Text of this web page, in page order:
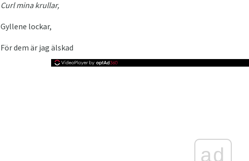
Curl mina krullar,
Gyllene lockar,
För dem är jag älskad
ad